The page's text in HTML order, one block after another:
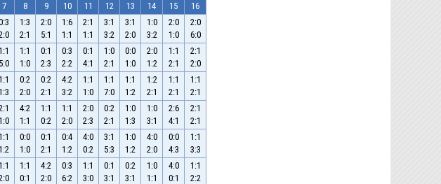
7 8 9 10 11 12 13 14 15 16
1:3
2:1
2:0
5:1
1:6
1:1
2:1
1:1
3:1
3:2
3:1
2:0
1:0
3:2
2:0
1:0
2:0
6:0
5:0
1:1
1:0
0:1
2:3
0:3
2:2
0:1
4:1
1:0
2:1
0:0
1:0
2:0
1:2
1:1
2:1
2:1
2:0
0:2
2:0
0:2
2:1
4:2
3:2
1:1
1:0
1:1
7:0
1:1
1:2
1:2
2:1
1:1
2:1
1:1
2:1
4:2
1:1
1:1
0:2
1:1
2:0
2:0
2:3
0:2
2:1
1:0
1:3
1:0
3:1
2:6
4:1
2:1
2:1
0:0
1:0
0:1
2:1
0:4
1:2
4:0
0:2
3:1
5:3
1:0
1:2
4:0
2:0
0:0
4:3
1:1
3:3
1:1
0:1
4:2
2:0
0:3
6:2
1:1
3:0
0:1
3:1
0:2
3:1
1:0
1:1
4:0
0:1
1:1
2:2